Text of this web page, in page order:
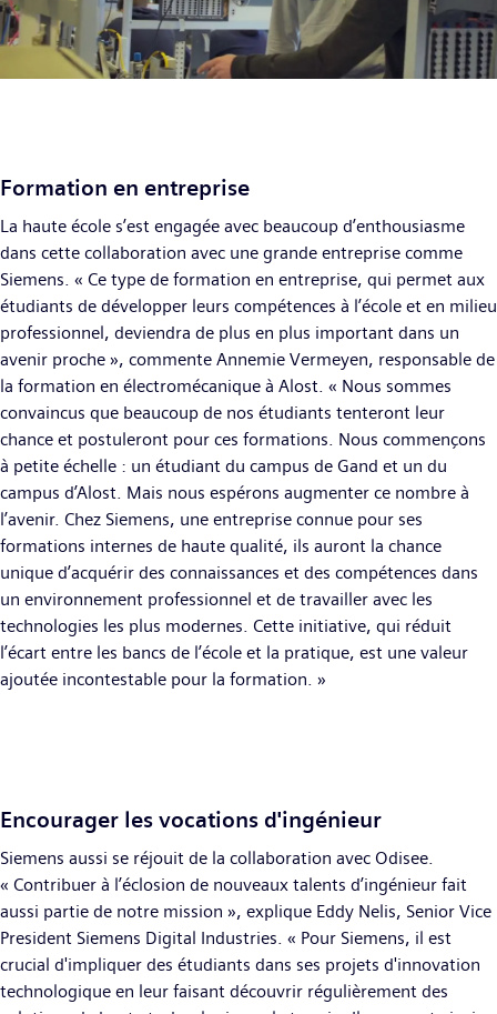
Formation en entreprise
La haute école s’est engagée avec beaucoup d’enthousiasme
dans cette collaboration avec une grande entreprise comme
Siemens. « Ce type de formation en entreprise, qui permet aux
étudiants de développer leurs compétences à l’école et en milieu
professionnel, deviendra de plus en plus important dans un
avenir proche », commente Annemie Vermeyen, responsable de
la formation en électromécanique à Alost. « Nous sommes
convaincus que beaucoup de nos étudiants tenteront leur
chance et postuleront pour ces formations. Nous commençons
à petite échelle : un étudiant du campus de Gand et un du
campus d’Alost. Mais nous espérons augmenter ce nombre à
l’avenir. Chez Siemens, une entreprise connue pour ses
formations internes de haute qualité, ils auront la chance
unique d’acquérir des connaissances et des compétences dans
un environnement professionnel et de travailler avec les
technologies les plus modernes. Cette initiative, qui réduit
l’écart entre les bancs de l’école et la pratique, est une valeur
ajoutée incontestable pour la formation. »
Encourager les vocations d'ingénieur
Siemens aussi se réjouit de la collaboration avec Odisee.
« Contribuer à l’éclosion de nouveaux talents d’ingénieur fait
aussi partie de notre mission », explique Eddy Nelis, Senior Vice
President Siemens Digital Industries. « Pour Siemens, il est
crucial d'impliquer des étudiants dans ses projets d'innovation
technologique en leur faisant découvrir régulièrement des